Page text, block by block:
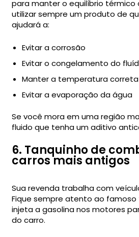
para manter o equilíbrio térmico
utilizar sempre um produto de
ajudará a:
Evitar a corrosão
Evitar o congelamento do
Manter a temperatura
Evitar a evaporação da água
Se você mora em uma região
fluido que tenha um aditivo
6. Tanquinho de
carros mais antigos
Sua revenda trabalha com
Fique sempre atento ao famoso
injeta a gasolina nos motores
do carro.